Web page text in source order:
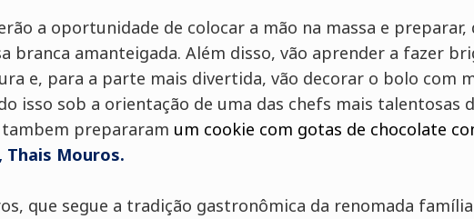
a oportunidade de colocar a mão na massa e
branca amanteigada. Além disso, vão aprender a fazer
e, para a parte mais divertida, vão decorar o bolo com
isso sob a orientação de uma das chefs mais talentosas
prepararam um cookie com gotas de chocolate
Thais Mouros.
que segue a tradição gastronômica da renomada